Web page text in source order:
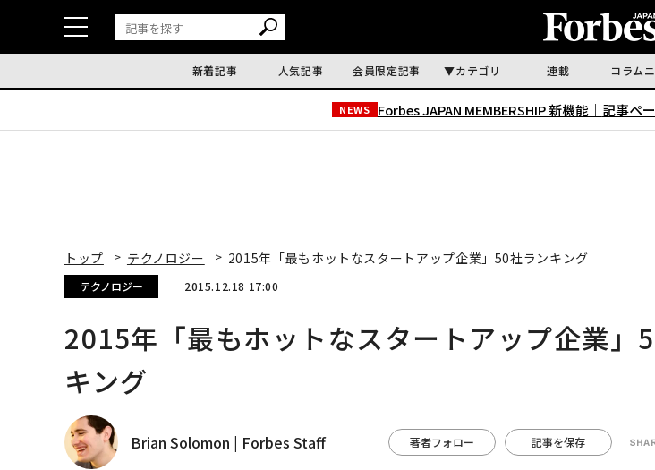
新着記事 人気記事 会員限定記事 カテゴリ 連載 コラム
NEWS Forbes JAPAN MEMBERSHIP 新機能｜ 記事ペ
トップ テクノロジー 2015年「最もホットなスタートアップ企業」50社ランキング
テクノロジー 2015.12.18 17:00
2015年「最もホットなスタートアップ企業」
キング
Brian Solomon | Forbes Staff 著者フォロー 記事を保存